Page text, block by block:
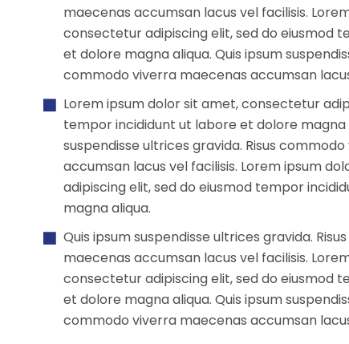
maecenas accumsan lacus vel facilisis.
consectetur adipiscing elit, sed do eiusmod
et dolore magna aliqua. Quis ipsum
commodo viverra maecenas accumsan
Lorem ipsum dolor sit amet, consectetur
tempor incididunt ut labore et dolore magna
suspendisse ultrices gravida. Risus
accumsan lacus vel facilisis. Lorem ipsum
adipiscing elit, sed do eiusmod tempor
magna aliqua.
Quis ipsum suspendisse ultrices gravida.
maecenas accumsan lacus vel facilisis.
consectetur adipiscing elit, sed do eiusmod
et dolore magna aliqua. Quis ipsum
commodo viverra maecenas accumsan